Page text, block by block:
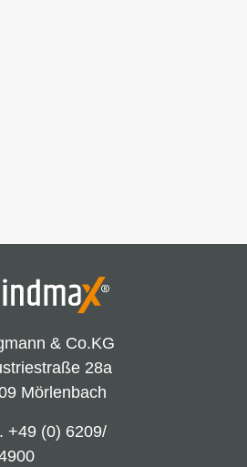
& Co.KG
28a
Mörlenbach
+49 (0) 6209/